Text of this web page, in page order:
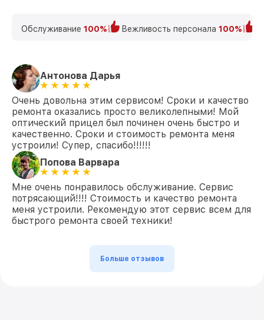
Обслуживание 100% Вежливость персонала 100%
Антонова Дарья
Очень довольна этим сервисом! Сроки и качество
ремонта оказались просто великолепными! Мой
оптический прицел был починен очень быстро и
качественно. Сроки и стоимость ремонта меня
устроили! Супер, спасибо!!!!!!
Попова Варвара
Мне очень понравилось обслуживание. Сервис
потрясающий!!!! Стоимость и качество ремонта
меня устроили. Рекомендую этот сервис всем для
быстрого ремонта своей техники!
Больше отзывов